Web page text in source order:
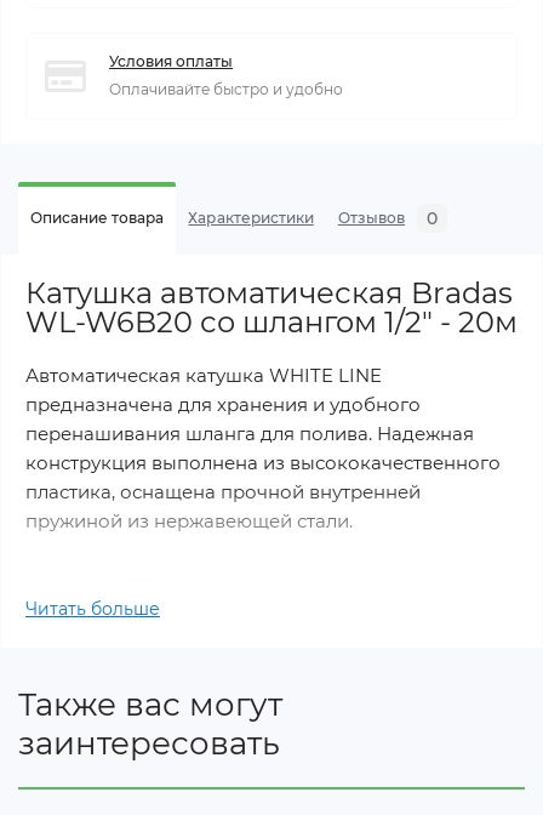
Условия оплаты
Оплачивайте быстро и удобно
Описание товара Характеристики Отзывов 0
Катушка автоматическая Bradas
WL-W6B20 со шлангом 1/2" - 20м
Автоматическая катушка WHITE LINE
предназначена для хранения и удобного
перенашивания шланга для полива. Надежная
конструкция выполнена из высококачественного
пластика, оснащена прочной внутренней
пружиной из нержавеющей стали.
Катушка имеет систему мягкого замедления
сматывания шланга и блокировку размотки на
Читать больше
Также вас могут
заинтересовать